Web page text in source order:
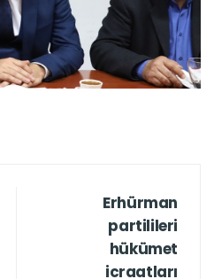
Erhürman
partilileri
hükümet
icraatları